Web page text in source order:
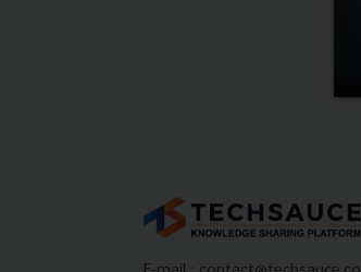
E-mail : contact@techsauce.co